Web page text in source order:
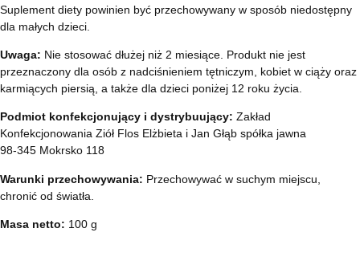
Suplement diety powinien być przechowywany w sposób niedostępny
dla małych dzieci.
Uwaga: Nie stosować dłużej niż 2 miesiące. Produkt nie jest
przeznaczony dla osób z nadciśnieniem tętniczym, kobiet w ciąży oraz
karmiących piersią, a także dla dzieci poniżej 12 roku życia.
Podmiot konfekcjonujący i dystrybuujący: Zakład
Konfekcjonowania Ziół Flos Elżbieta i Jan Głąb spółka jawna
98-345 Mokrsko 118
Warunki przechowywania: Przechowywać w suchym miejscu,
chronić od światła.
Masa netto: 100 g